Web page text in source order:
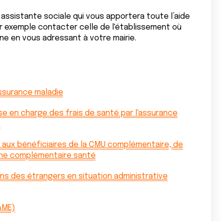
sociale qui vous apportera toute l’aide
exemple contacter celle de l'établissement où
en vous adressant à votre mairie.
maladie
en charge des frais de santé par l'assurance
bénéficiaires de la CMU complémentaire, de
complémentaire santé
des étrangers en situation administrative